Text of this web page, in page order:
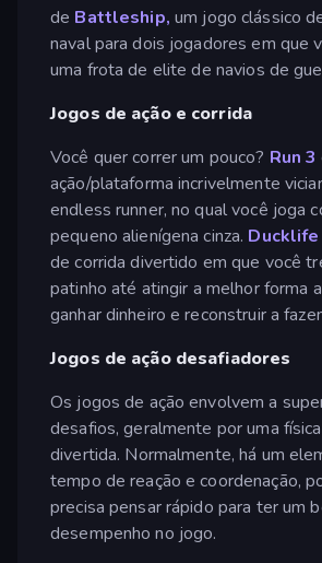
de Battleship, um jogo clássico
naval para dois jogadores em que
uma frota de elite de navios de
Jogos de ação e corrida
Você quer correr um pouco? Run 3
ação/plataforma incrivelmente
endless runner, no qual você joga
pequeno alienígena cinza. Ducklife
de corrida divertido em que você
patinho até atingir a melhor forma
ganhar dinheiro e reconstruir a
Jogos de ação desafiadores
Os jogos de ação envolvem a
desafios, geralmente por uma
divertida. Normalmente, há um
tempo de reação e coordenação,
precisa pensar rápido para ter um
desempenho no jogo.